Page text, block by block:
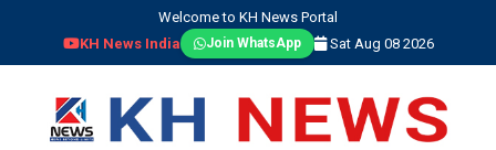
Welcome to KH News Portal
KH News India
Join WhatsApp Sat Aug 08 2026